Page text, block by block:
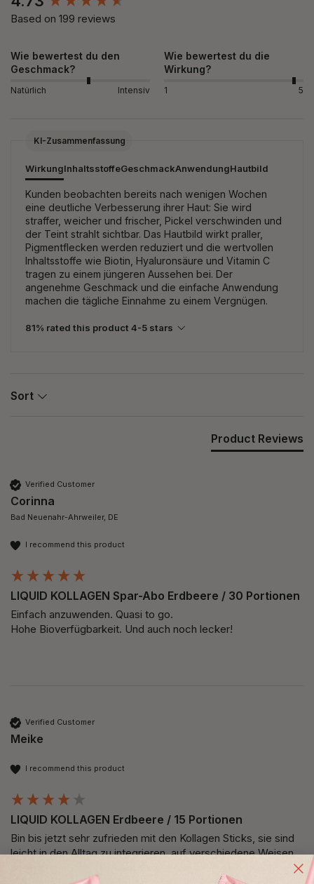
Based on 199 reviews
Wie bewertest du den
Geschmack?
Natürlich Intensiv
Wie bewertest du die
Wirkung?
1 5
KI-Zusammenfassung
WirkungInhaltsstoffeGeschmackAnwendungHautbild
Kunden beobachten bereits nach wenigen Wochen
eine deutliche Verbesserung ihrer Haut: Sie wird
straffer, weicher und frischer, Pickel verschwinden und
der Teint strahlt sichtbar. Das Hautbild wirkt praller,
Pigmentflecken werden reduziert und die wertvollen
Inhaltsstoffe wie Biotin, Hyaluronsäure und Vitamin C
tragen zu einem jüngeren Aussehen bei. Der
angenehme Geschmack und die einfache Anwendung
machen die tägliche Einnahme zu einem Vergnügen.
81% rated this product 4-5 stars
Sort
Product Reviews
Verified Customer
Corinna
Bad Neuenahr-Ahrweiler, DE
I recommend this product
LIQUID KOLLAGEN Spar-Abo Erdbeere / 30 Portionen
Einfach anzuwenden. Quasi to go.
Hohe Bioverfügbarkeit. Und auch noch lecker!
Verified Customer
Meike
I recommend this product
LIQUID KOLLAGEN Erdbeere / 15 Portionen
Bin bis jetzt sehr zufrieden mit den Kollagen Sticks, sie sind
leicht in den Alltag zu integrieren, auf verschiedene Weisen